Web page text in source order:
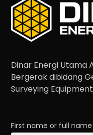
Dinar Energi Utama
Bergerak dibidang
Surveying
First name or full name